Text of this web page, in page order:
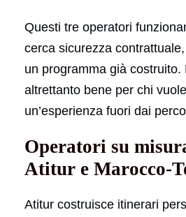
Questi tre operatori
cerca sicurezza
un programma già costruito.
altrettanto bene per chi
un’esperienza fuori dai
Operatori su
Atitur e Marocco-
Atitur costruisce itinerari